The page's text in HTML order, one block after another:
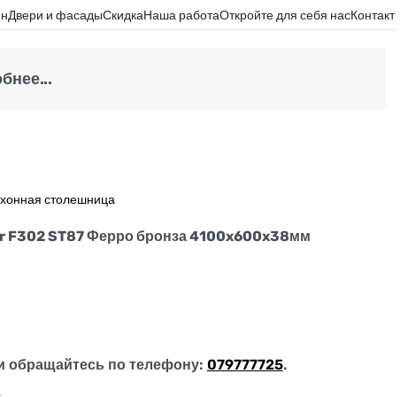
Двери и фасадыСкидкаНаша работаОткройте для себя насКонтакт
столешница
F302 ST87 Ферро бронза 4100x600x38мм
обращайтесь по телефону: 079777725.